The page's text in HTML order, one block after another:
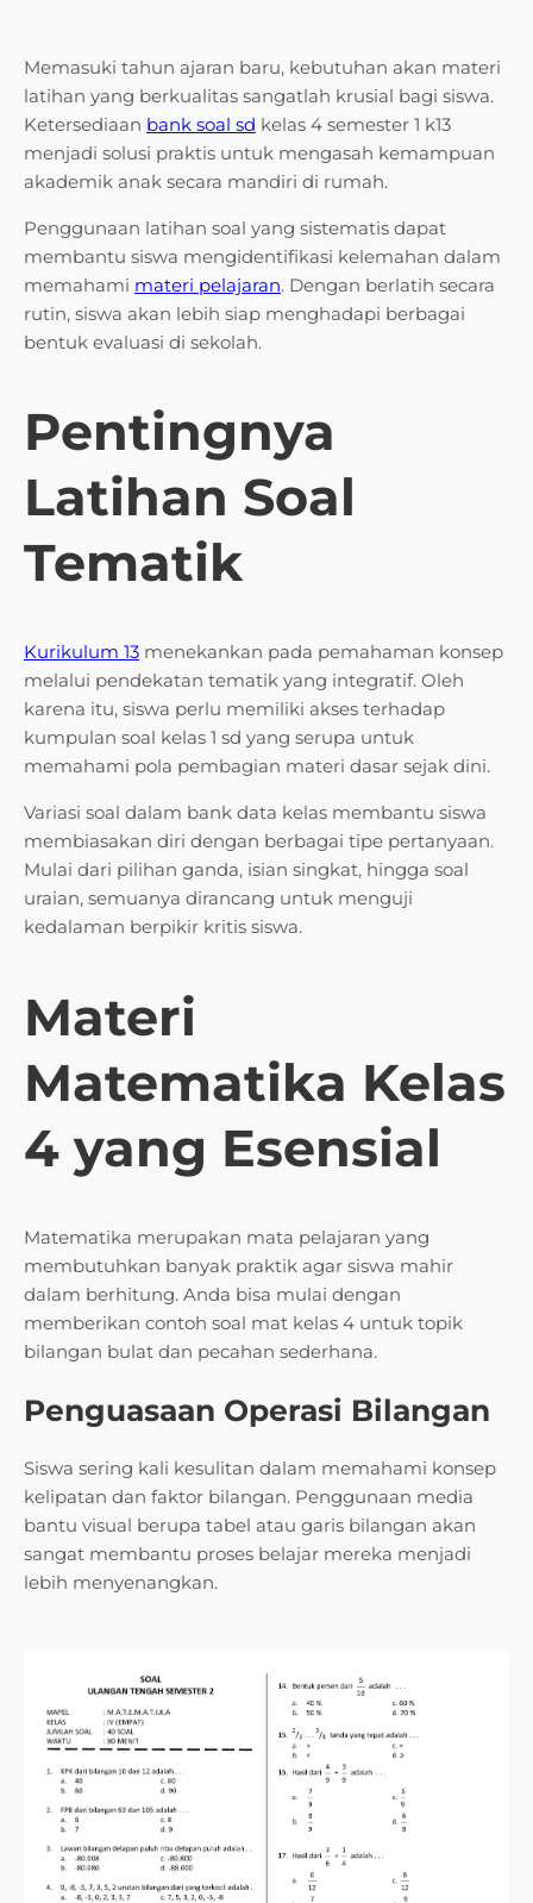
Memasuki tahun ajaran baru, kebutuhan akan materi
latihan yang berkualitas sangatlah krusial bagi siswa.
Ketersediaan bank soal sd kelas 4 semester 1 k13
menjadi solusi praktis untuk mengasah kemampuan
akademik anak secara mandiri di rumah.
Penggunaan latihan soal yang sistematis dapat
membantu siswa mengidentifikasi kelemahan dalam
memahami materi pelajaran. Dengan berlatih secara
rutin, siswa akan lebih siap menghadapi berbagai
bentuk evaluasi di sekolah.
Pentingnya
Latihan Soal
Tematik
Kurikulum 13 menekankan pada pemahaman konsep
melalui pendekatan tematik yang integratif. Oleh
karena itu, siswa perlu memiliki akses terhadap
kumpulan soal kelas 1 sd yang serupa untuk
memahami pola pembagian materi dasar sejak dini.
Variasi soal dalam bank data kelas membantu siswa
membiasakan diri dengan berbagai tipe pertanyaan.
Mulai dari pilihan ganda, isian singkat, hingga soal
uraian, semuanya dirancang untuk menguji
kedalaman berpikir kritis siswa.
Materi
Matematika Kelas
4 yang Esensial
Matematika merupakan mata pelajaran yang
membutuhkan banyak praktik agar siswa mahir
dalam berhitung. Anda bisa mulai dengan
memberikan contoh soal mat kelas 4 untuk topik
bilangan bulat dan pecahan sederhana.
Penguasaan Operasi Bilangan
Siswa sering kali kesulitan dalam memahami konsep
kelipatan dan faktor bilangan. Penggunaan media
bantu visual berupa tabel atau garis bilangan akan
sangat membantu proses belajar mereka menjadi
lebih menyenangkan.